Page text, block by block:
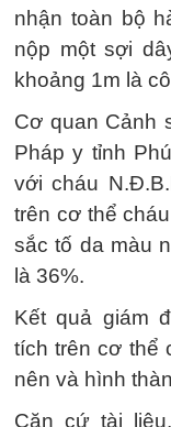
nhận toàn bộ
nộp một sợi
khoảng 1m là
Cơ quan Cảnh
Pháp y tỉnh
với cháu
trên cơ thể
sắc tố da màu
là 36%.
Kết quả giám
tích trên cơ thể
nên và hình
Căn cứ tài